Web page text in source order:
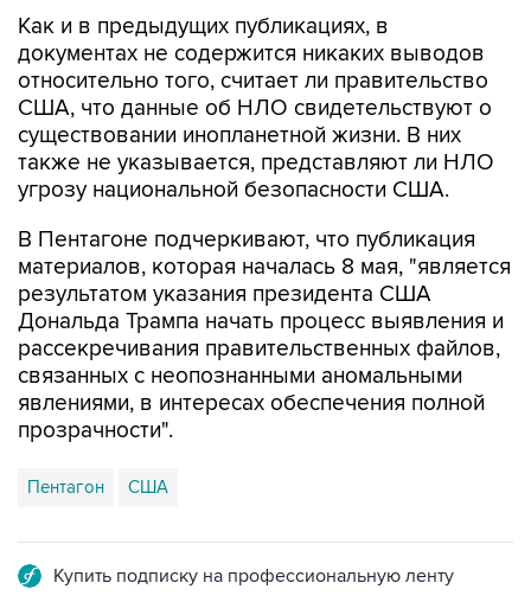
Как и в предыдущих публикациях, в
документах не содержится никаких выводов
относительно того, считает ли правительство
США, что данные об НЛО свидетельствуют о
существовании инопланетной жизни. В них
также не указывается, представляют ли НЛО
угрозу национальной безопасности США.
В Пентагоне подчеркивают, что публикация
материалов, которая началась 8 мая, "является
результатом указания президента США
Дональда Трампа начать процесс выявления и
рассекречивания правительственных файлов,
связанных с неопознанными аномальными
явлениями, в интересах обеспечения полной
прозрачности".
Пентагон США
Купить подписку на профессиональную ленту